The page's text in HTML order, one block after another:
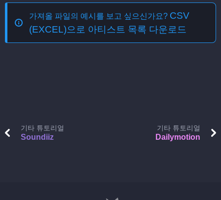
가져올 파일의 예시를 보고 싶으신가요? CSV
(EXCEL)으로 아티스트 목록 다운로드
기타 튜토리얼
Soundiiz
기타 튜토리얼
Dailymotion